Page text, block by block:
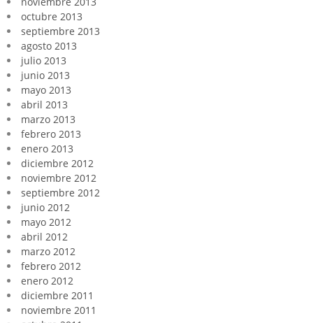
octubre 2013
septiembre 2013
agosto 2013
julio 2013
junio 2013
mayo 2013
abril 2013
marzo 2013
febrero 2013
enero 2013
diciembre 2012
noviembre 2012
septiembre 2012
junio 2012
mayo 2012
abril 2012
marzo 2012
febrero 2012
enero 2012
diciembre 2011
noviembre 2011